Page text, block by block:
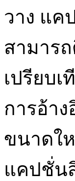
วาง แค
สามาร
เปรียบ
การอ้า
ขนาดใ
แคปชั่น